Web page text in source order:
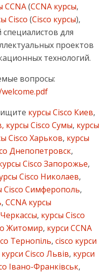
CCNA(CCNA курсы,
Cisco (Cisco курсы),
для
проектов
технологий.
вопросы:
курсы Cisco Киев,
курсы Cisco Сумы, курсы
Cisco Харьков, курсы
Днепопетровск,
Cisco Запорожье,
Cisco Николаев,
Cisco Симферополь,
, CCNA курсы
, курсы Cisco
Житомир, курси CCNA
Тернопіль, cisco курси
курси Cisco Львів, курси
Івано-Франківськ,